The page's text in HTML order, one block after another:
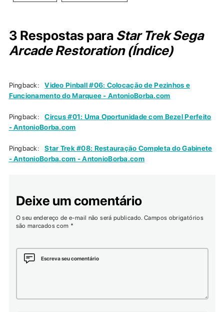
3 Respostas para Star Trek Sega
Arcade Restoration (Índice)
Pingback:
Video Pinball #06: Colocação de Pezinhos e
Funcionamento do Marquee - AntonioBorba.com
Pingback:
Circus #01: Uma Oportunidade com Bezel Perfeito
- AntonioBorba.com
Pingback:
Star Trek #08: Restauração Completa do Gabinete
- AntonioBorba.com - AntonioBorba.com
Deixe um comentário
O seu endereço de e-mail não será publicado. Campos obrigatórios
são marcados com *
Escreva seu comentário